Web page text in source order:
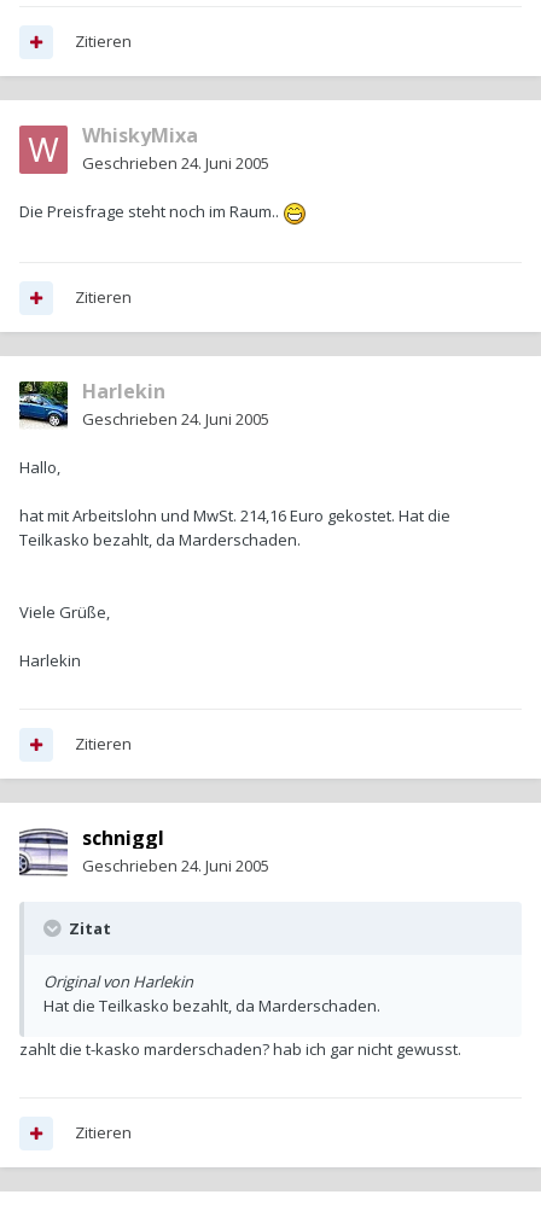
Zitieren
WhiskyMixa
Geschrieben 24. Juni 2005
Die Preisfrage steht noch im Raum..
Zitieren
Harlekin
Geschrieben 24. Juni 2005
Hallo,
hat mit Arbeitslohn und MwSt. 214,16 Euro gekostet. Hat die
Teilkasko bezahlt, da Marderschaden.
Viele Grüße,
Harlekin
Zitieren
schniggl
Geschrieben 24. Juni 2005
Zitat
Original von Harlekin
Hat die Teilkasko bezahlt, da Marderschaden.
zahlt die t-kasko marderschaden? hab ich gar nicht gewusst.
Zitieren